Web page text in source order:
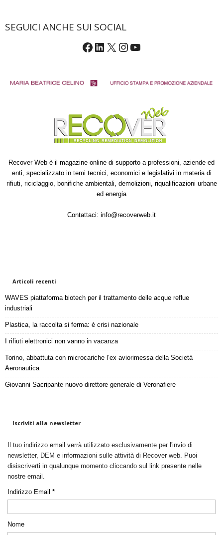
SEGUICI ANCHE SUI SOCIAL
Facebook LinkedIn X Instagram YouTube
Recover Web è il magazine online di supporto a professioni, aziende ed
enti, specializzato in temi tecnici, economici e legislativi in materia di
rifiuti, riciclaggio, bonifiche ambientali, demolizioni, riqualificazioni urbane
ed energia
Contattaci: info@recoverweb.it
Articoli recenti
WAVES piattaforma biotech per il trattamento delle acque reflue
industriali
Plastica, la raccolta si ferma: è crisi nazionale
I rifiuti elettronici non vanno in vacanza
Torino, abbattuta con microcariche l’ex aviorimessa della Società
Aeronautica
Giovanni Sacripante nuovo direttore generale di Veronafiere
Iscriviti alla newsletter
Il tuo indirizzo email verrà utilizzato esclusivamente per l'invio di
newsletter, DEM e informazioni sulle attività di Recover web. Puoi
disiscriverti in qualunque momento cliccando sul link presente nelle
nostre email.
Indirizzo Email *
Nome